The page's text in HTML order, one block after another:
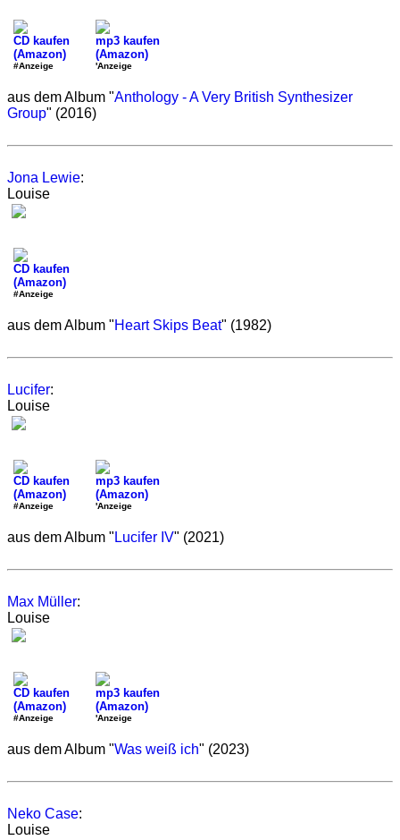
CD kaufen
(Amazon)
#Anzeige
mp3 kaufen
(Amazon)
'Anzeige
aus dem Album "Anthology - A Very British Synthesizer
Group" (2016)
Jona Lewie:
Louise
CD kaufen
(Amazon)
#Anzeige
aus dem Album "Heart Skips Beat" (1982)
Lucifer:
Louise
CD kaufen
(Amazon)
#Anzeige
mp3 kaufen
(Amazon)
'Anzeige
aus dem Album " Lucifer IV" (2021)
Max Müller:
Louise
CD kaufen
(Amazon)
#Anzeige
mp3 kaufen
(Amazon)
'Anzeige
aus dem Album "Was weiß ich" (2023)
Neko Case:
Louise